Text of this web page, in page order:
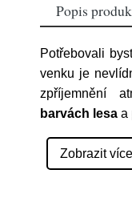
Popis
Potřebovali
venku je
zpříjemnění
barvách lesa a
Zobrazit více